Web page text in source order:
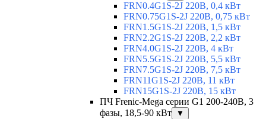
FRN0.4G1S-2J 220В, 0,4 кВт
FRN0.75G1S-2J 220В, 0,75 кВт
FRN1.5G1S-2J 220В, 1,5 кВт
FRN2.2G1S-2J 220В, 2,2 кВт
FRN4.0G1S-2J 220В, 4 кВт
FRN5.5G1S-2J 220В, 5,5 кВт
FRN7.5G1S-2J 220В, 7,5 кВт
FRN11G1S-2J 220В, 11 кВт
FRN15G1S-2J 220В, 15 кВт
ПЧ Frenic-Mega серии G1 200-240В, 3
фазы, 18,5-90 кВт
▼